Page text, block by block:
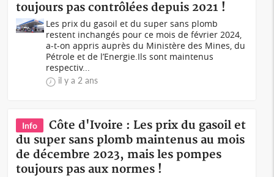
toujours pas contrôlées depuis 2021 !
Les prix du gasoil et du super sans plomb
restent inchangés pour ce mois de février 2024,
a-t-on appris auprès du Ministère des Mines, du
Pétrole et de l’Energie.Ils sont maintenus
respectiv...
il y a 2 ans
Info
Côte d'Ivoire : Les prix du gasoil et
du super sans plomb maintenus au mois
de décembre 2023, mais les pompes
toujours pas aux normes !